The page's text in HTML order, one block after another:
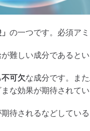
の一つです。必須ア
難しい成分であるとい
可欠な成分です。また
な効果が期待されてい
待されるなどしてい